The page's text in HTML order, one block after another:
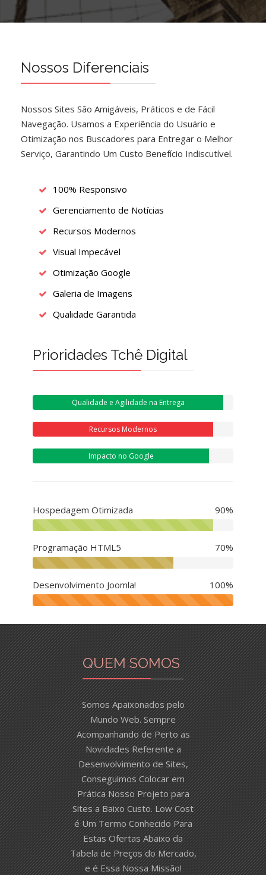
Nossos Diferenciais
Nossos Sites São Amigáveis, Práticos e de Fácil
Navegação. Usamos a Experiência do Usuário e
Otimização nos Buscadores para Entregar o Melhor
Serviço, Garantindo Um Custo Benefício Indiscutível.
100% Responsivo
Gerenciamento de Notícias
Recursos Modernos
Visual Impecável
Otimização Google
Galeria de Imagens
Qualidade Garantida
Prioridades Tchê Digital
Qualidade e Agilidade na Entrega
Recursos Modernos
Impacto no Google
Hospedagem Otimizada 90%
Programação HTML5 70%
Desenvolvimento Joomla! 100%
QUEM SOMOS
Somos Apaixonados pelo
Mundo Web. Sempre
Acompanhando de Perto as
Novidades Referente a
Desenvolvimento de Sites,
Conseguimos Colocar em
Prática Nosso Projeto para
Sites a Baixo Custo. Low Cost
é Um Termo Conhecido Para
Estas Ofertas Abaixo da
Tabela de Preços do Mercado,
e é Essa Nossa Missão!